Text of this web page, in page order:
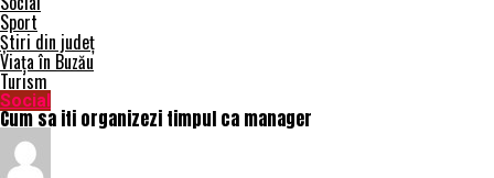
Sport
Știri din județ
Viața în Buzău
Turism
Social
Cum sa iti organizezi timpul ca manager